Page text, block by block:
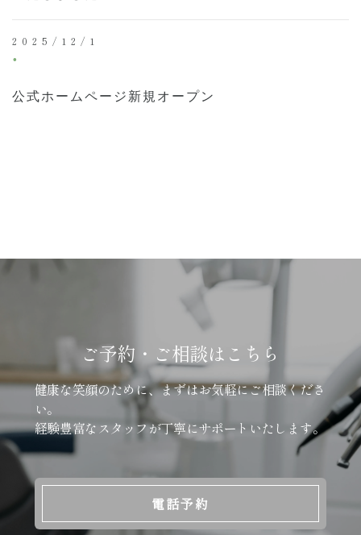
2025/12/1
⚫︎
公式ホームページ新規オープン
ご予約・ご相談はこちら
健康な笑顔のために、まずはお気軽にご相談くださ
い。
経験豊富なスタッフが丁寧にサポートいたします。
電話予約